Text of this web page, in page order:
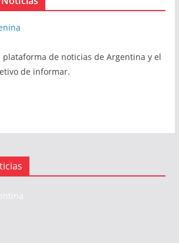
plataforma de noticias de Argentina y el
de informar.